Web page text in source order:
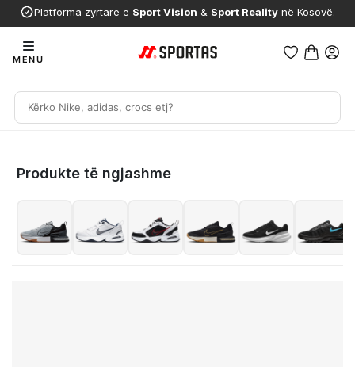
Platforma zyrtare e Sport Vision & Sport Reality në Kosovë.
MENU
Produkte të ngjashme